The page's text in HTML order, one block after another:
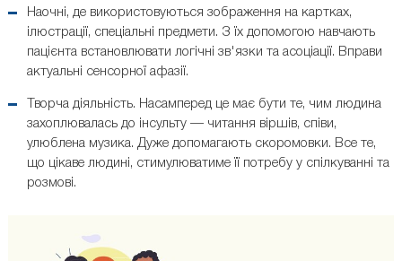
Наочні, де використовуються зображення на картках,
ілюстрації, спеціальні предмети. З їх допомогою навчають
пацієнта встановлювати логічні зв'язки та асоціації. Вправи
актуальні сенсорної афазії.
Творча діяльність. Насамперед це має бути те, чим людина
захоплювалась до інсульту — читання віршів, співи,
улюблена музика. Дуже допомагають скоромовки. Все те,
що цікаве людині, стимулюватиме її потребу у спілкуванні та
розмові.